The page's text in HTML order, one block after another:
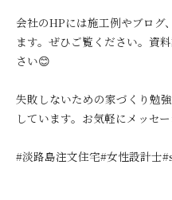
会社のHPには施工例やブログ
ます。ぜひご覧ください。資
さい😊
失敗しないための家づくり勉
しています。お気軽にメッセ
#淡路島注文住宅#女性設計士